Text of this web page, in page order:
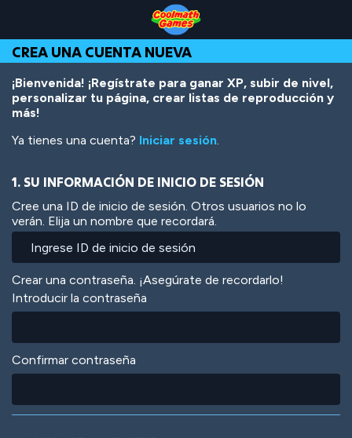
Top
of
Page
Navigation
Main
Content
Footer
contenido
principal
CREA UNA CUENTA NUEVA
¡Bienvenida! ¡Regístrate para ganar XP, subir de nivel,
personalizar tu página, crear listas de reproducción y
más!
Ya tienes una cuenta? Iniciar sesión.
1. SU INFORMACIÓN DE INICIO DE SESIÓN
Cree una ID de inicio de sesión. Otros usuarios no lo
verán. Elija un nombre que recordará.
Crear una contraseña. ¡Asegúrate de recordarlo!
Introducir la contraseña
Confirmar contraseña